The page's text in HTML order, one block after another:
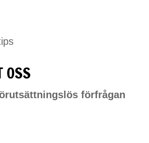
OSS
förfrågan